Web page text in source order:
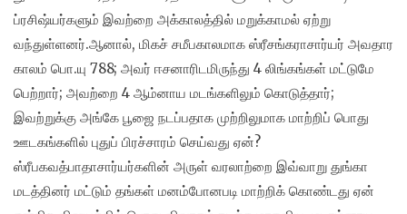
ப்ரசிஷ்யர்களும் இவற்றை அக்காலத்தில் மறுக்காமல் ஏற்று
வந்துள்ளனர்.ஆனால், மிகச் சமீபகாலமாக ஸ்ரீசங்கராசார்யர் அவதார
காலம் பொ.யு 788; அவர் ஈசனாரிடமிருந்து 4 லிங்கங்கள் மட்டுமே
பெற்றார்; அவற்றை 4 ஆம்னாய மடங்களிலும் கொடுத்தார்;
இவற்றுக்கு அங்கே பூஜை நடப்பதாக முற்றிலுமாக மாற்றிப் பொது
ஊடகங்களில் புதுப் பிரச்சாரம் செய்வது ஏன்?
ஸ்ரீபகவத்பாதாசார்யர்களின் அருள் வரலாற்றை இவ்வாறு துங்கா
மடத்தினர் மட்டும் தங்கள் மனம்போனபடி மாற்றிக் கொண்டது ஏன்